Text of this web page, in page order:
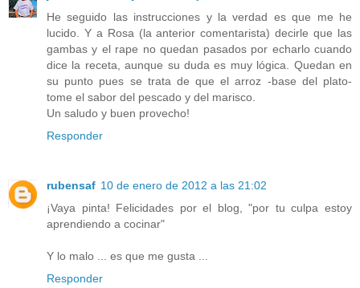
He seguido las instrucciones y la verdad es que me he
lucido. Y a Rosa (la anterior comentarista) decirle que las
gambas y el rape no quedan pasados por echarlo cuando
dice la receta, aunque su duda es muy lógica. Quedan en
su punto pues se trata de que el arroz -base del plato-
tome el sabor del pescado y del marisco.
Un saludo y buen provecho!
Responder
rubensaf 10 de enero de 2012 a las 21:02
¡Vaya pinta! Felicidades por el blog, "por tu culpa estoy
aprendiendo a cocinar"
Y lo malo ... es que me gusta ...
Responder